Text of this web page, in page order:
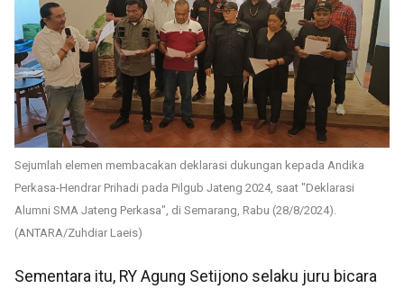
Sejumlah elemen membacakan deklarasi dukungan kepada Andika
Perkasa-Hendrar Prihadi pada Pilgub Jateng 2024, saat "Deklarasi
Alumni SMA Jateng Perkasa", di Semarang, Rabu (28/8/2024).
(ANTARA/Zuhdiar Laeis)
Sementara itu, RY Agung Setijono selaku juru bicara